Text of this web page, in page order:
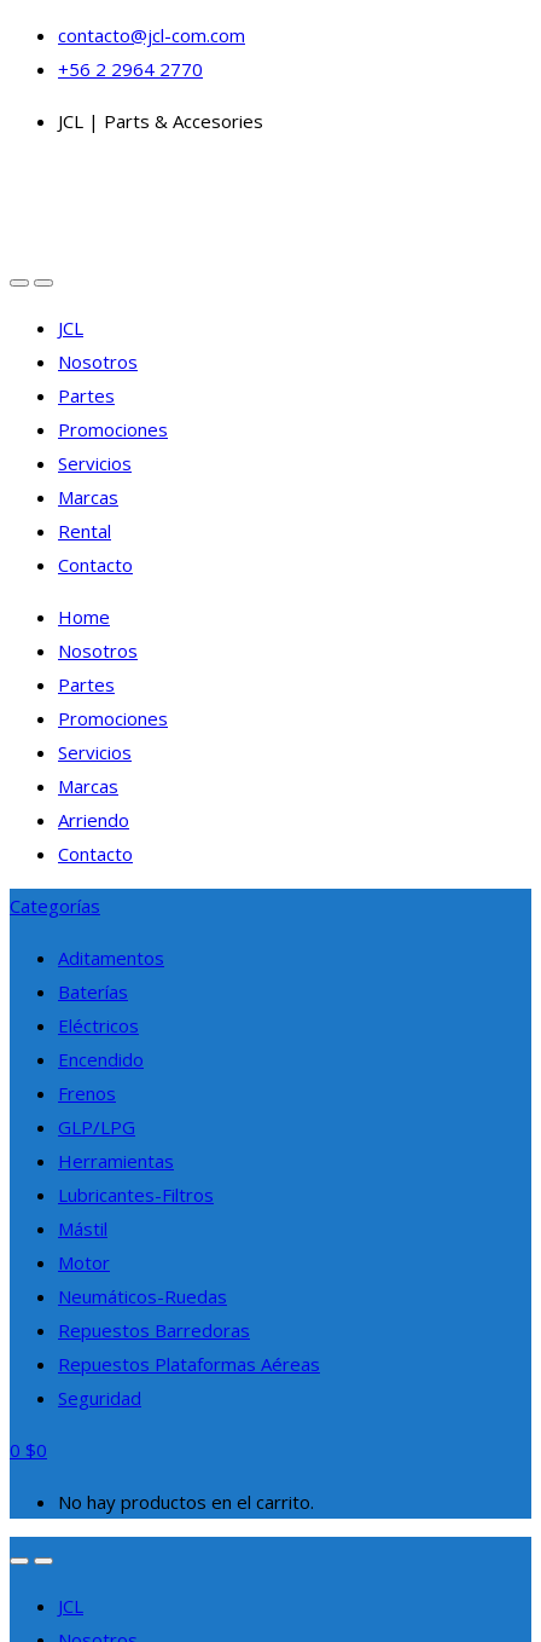
Skip
Skip
contacto@jcl-com.com
+56 2 2964 2770
JCL | Parts & Accesories
JCL
Nosotros
Partes
Promociones
Servicios
Marcas
Rental
Contacto
Home
Nosotros
Partes
Promociones
Servicios
Marcas
Arriendo
Contacto
Categorías
Aditamentos
Baterías
Eléctricos
Encendido
Frenos
GLP/LPG
Herramientas
Lubricantes-Filtros
Mástil
Motor
Neumáticos-Ruedas
Repuestos Barredoras
Repuestos Plataformas Aéreas
Seguridad
Buscar
0 $0
No hay productos en el carrito.
JCL